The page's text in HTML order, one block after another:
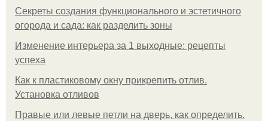
Секреты создания функционального и эстетичного
огорода и сада: как разделить зоны
Изменение интерьера за 1 выходные: рецепты
успеха
Как к пластиковому окну прикрепить отлив.
Установка отливов
Правые или левые петли на дверь, как определить.